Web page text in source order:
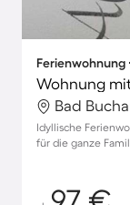
Ferienwohnung
Wohnung
Bad
Idyllische
für die ganze